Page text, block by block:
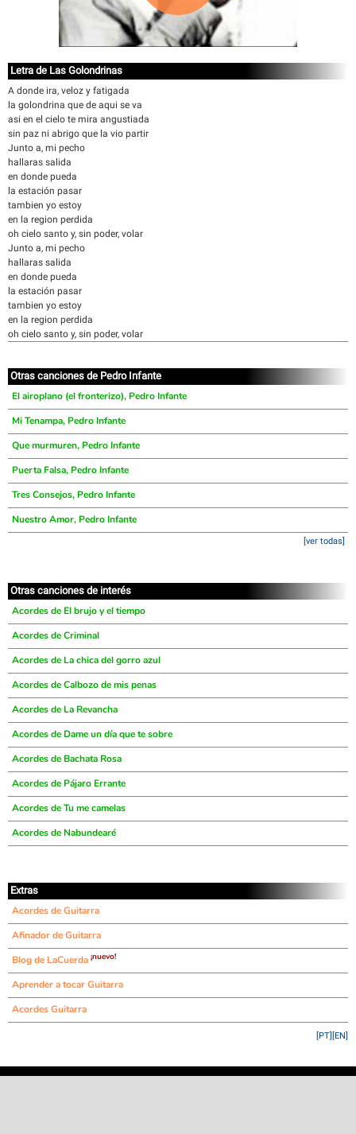
Letra de Las Golondrinas
A donde ira, veloz y fatigada
la golondrina que de aqui se va
asi en el cielo te mira angustiada
sin paz ni abrigo que la vio partir
Junto a, mi pecho
hallaras salida
en donde pueda
la estación pasar
tambien yo estoy
en la region perdida
oh cielo santo y, sin poder, volar
Junto a, mi pecho
hallaras salida
en donde pueda
la estación pasar
tambien yo estoy
en la region perdida
oh cielo santo y, sin poder, volar
Otras canciones de Pedro Infante
El airoplano (el fronterizo), Pedro Infante
Mi Tenampa, Pedro Infante
Que murmuren, Pedro Infante
Puerta Falsa, Pedro Infante
Tres Consejos, Pedro Infante
Nuestro Amor, Pedro Infante
[ver todas]
Otras canciones de interés
Acordes de El brujo y el tiempo
Acordes de Criminal
Acordes de La chica del gorro azul
Acordes de Calbozo de mis penas
Acordes de La Revancha
Acordes de Dame un día que te sobre
Acordes de Bachata Rosa
Acordes de Pájaro Errante
Acordes de Tu me camelas
Acordes de Nabundearé
Extras
Acordes de Guitarra
Afinador de Guitarra
Blog de LaCuerda ¡nuevo!
Aprender a tocar Guitarra
Acordes Guitarra
[EN]
[PT]